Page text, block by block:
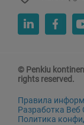
© Penkiu
rights reserved.
Правила
Разработка Веб
Политика